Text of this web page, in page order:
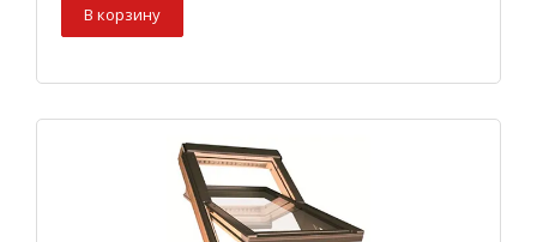
В корзину